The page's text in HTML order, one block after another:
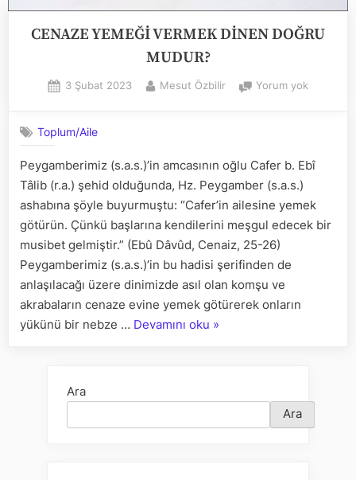
CENAZE YEMEĞİ VERMEK DİNEN DOĞRU
MUDUR?
Posted
3 Şubat 2023 By
Mesut Özbilir Yorum yokCENAZE
MUDUR?
Toplum/Aile
Peygamberimiz (s.a.s.)’in amcasının oğlu Cafer b. Ebî
Tâlib (r.a.) şehid olduğunda, Hz. Peygamber (s.a.s.)
ashabına şöyle buyurmuştu: “Cafer’in ailesine yemek
götürün. Çünkü başlarına kendilerini meşgul edecek bir
musibet gelmiştir.” (Ebû Dâvûd, Cenaiz, 25-26)
Peygamberimiz (s.a.s.)’in bu hadisi şerifinden de
anlaşılacağı üzere dinimizde asıl olan komşu ve
akrabaların cenaze evine yemek götürerek onların
yükünü bir nebze … Devamını oku “CENAZE
DOĞRU
»
Ara
Ara